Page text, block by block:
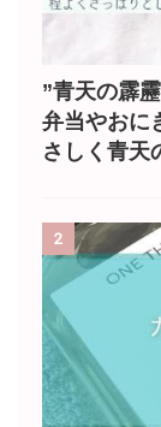
”青天の霹
弁当やおに
さしく青天
2